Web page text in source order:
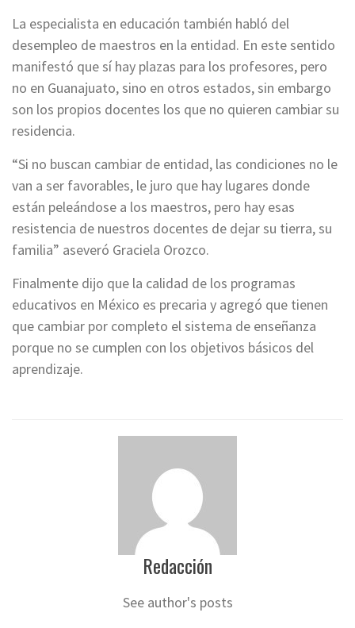
La especialista en educación también habló del
desempleo de maestros en la entidad. En este sentido
manifestó que sí hay plazas para los profesores, pero
no en Guanajuato, sino en otros estados, sin embargo
son los propios docentes los que no quieren cambiar su
residencia.
“Si no buscan cambiar de entidad, las condiciones no le
van a ser favorables, le juro que hay lugares donde
están peleándose a los maestros, pero hay esas
resistencia de nuestros docentes de dejar su tierra, su
familia” aseveró Graciela Orozco.
Finalmente dijo que la calidad de los programas
educativos en México es precaria y agregó que tienen
que cambiar por completo el sistema de enseñanza
porque no se cumplen con los objetivos básicos del
aprendizaje.
Redacción
See author's posts